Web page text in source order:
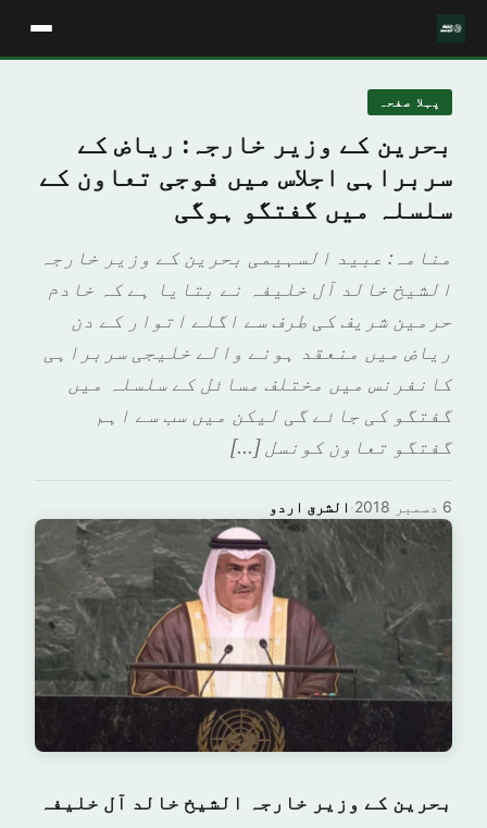
پہلا صفحہ
بحرین کے وزیر خارجہ: ریاض کے
سربراہی اجلاس میں فوجی تعاون کے
سلسلہ میں گفتگو ہوگی
منامہ: عبید السہیمی بحرین کے وزیر خارجہ
الشیخ خالد آل خلیفہ نے بتایا ہے کہ خادم
حرمین شریف کی طرف سے اگلے اتوار کے دن
ریاض میں منعقد ہونے والے خلیجی سربراہی
کانفرنس میں مختلف مسائل کے سلسلہ میں
گفتگو کی جائے گی لیکن میں سب سے اہم
گفتگو تعاون کونسل […]
الشرق اردو · 6 دسمبر 2018
بحرین کے وزیر خارجہ الشیخ خالد آل خلیفہ